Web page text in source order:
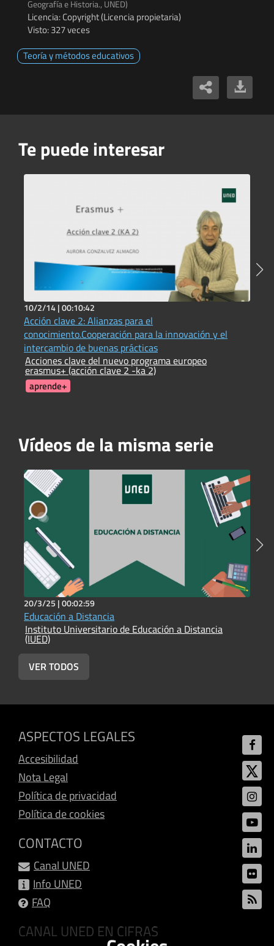
Geografía e Historia., UNED)
Licencia: Copyright (Licencia propietaria)
Visto: 327 veces
Teoría y métodos educativos
Te puede interesar
10/2/14 |00:10:42
Acción clave 2: Alianzas para el
conocimiento.Cooperación para la innovación y el
intercambio de buenas prácticas
Acciones clave del nuevo programa europeo
erasmus+ (acción clave 2 -ka 2)
aprende+
Vídeos de la misma serie
20/3/25 |00:02:59
Educación a Distancia
Instituto Universitario de Educación a Distancia
(IUED)
VER TODOS
ASPECTOS LEGALES
Accesibilidad
Nota Legal
Política de privacidad
Política de cookies
CONTACTO
Canal UNED
Info UNED
FAQ
CANAL UNED EN CIFRAS